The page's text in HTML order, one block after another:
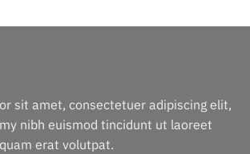
฿24.90.฿22.00.
sit amet, consectetuer adipiscing elit,
nibh euismod tincidunt ut laoreet
erat volutpat.